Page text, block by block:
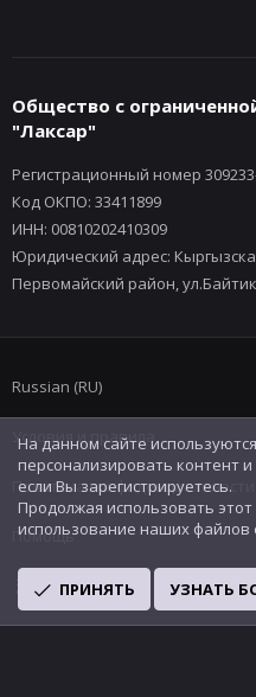
Общество с
"Лаксар"
Регистрационный номер
Код ОКПО: 33411899
ИНН: 00810202410309
Юридический адрес:
Первомайский район,
Russian (RU)
Условия и правила
Политика конфиденциальности
Помощь
R
S
На данном сайте
персонализировать контент
если Вы зарегистрируетесь.
Продолжая использовать
использование наших файлов
ПРИНЯТЬ УЗНАТЬ